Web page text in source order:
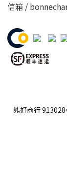
信箱 /
熊好商行